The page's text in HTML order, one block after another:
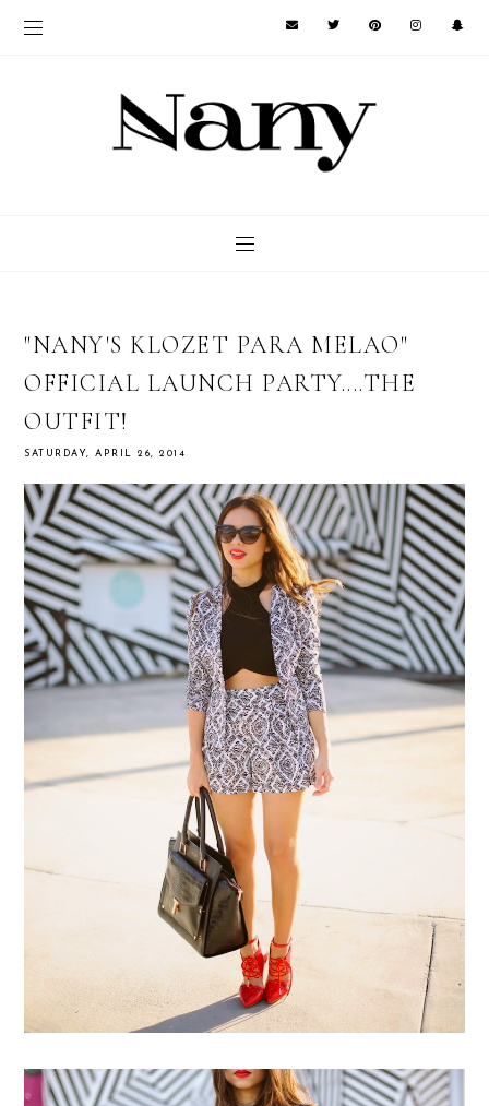
"NANY'S KLOZET PARA MELAO"
OFFICIAL LAUNCH PARTY....THE
OUTFIT!
SATURDAY, APRIL 26, 2014